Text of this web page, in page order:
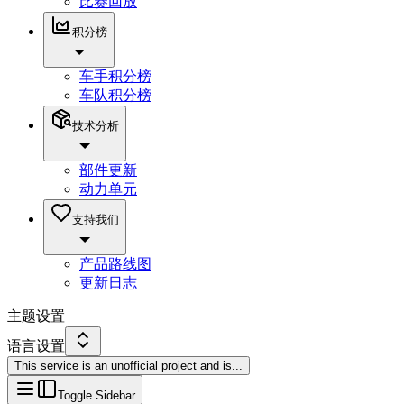
积分榜
车手积分榜
车队积分榜
技术分析
部件更新
动力单元
支持我们
产品路线图
更新日志
主题设置
语言设置
This service is an unofficial project and is...
Toggle Sidebar